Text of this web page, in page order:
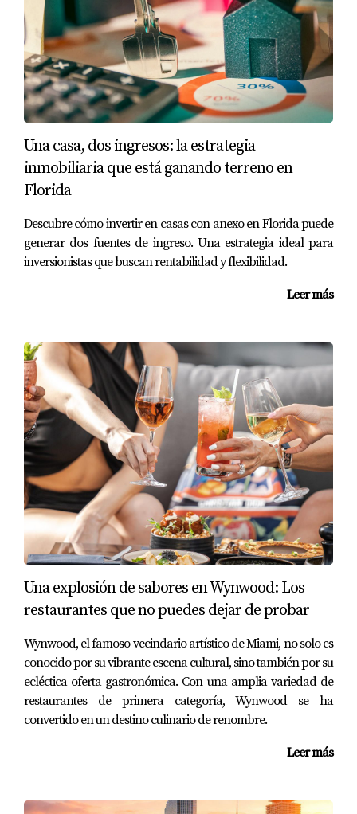
Una casa, dos ingresos: la estrategia
inmobiliaria que está ganando terreno en
Florida
Descubre cómo invertir en casas con anexo en Florida puede
generar dos fuentes de ingreso. Una estrategia ideal para
inversionistas que buscan rentabilidad y flexibilidad.
Leer más
Una explosión de sabores en Wynwood: Los
restaurantes que no puedes dejar de probar
Wynwood, el famoso vecindario artístico de Miami, no solo es
conocido por su vibrante escena cultural, sino también por su
ecléctica oferta gastronómica. Con una amplia variedad de
restaurantes de primera categoría, Wynwood se ha
convertido en un destino culinario de renombre.
Leer más